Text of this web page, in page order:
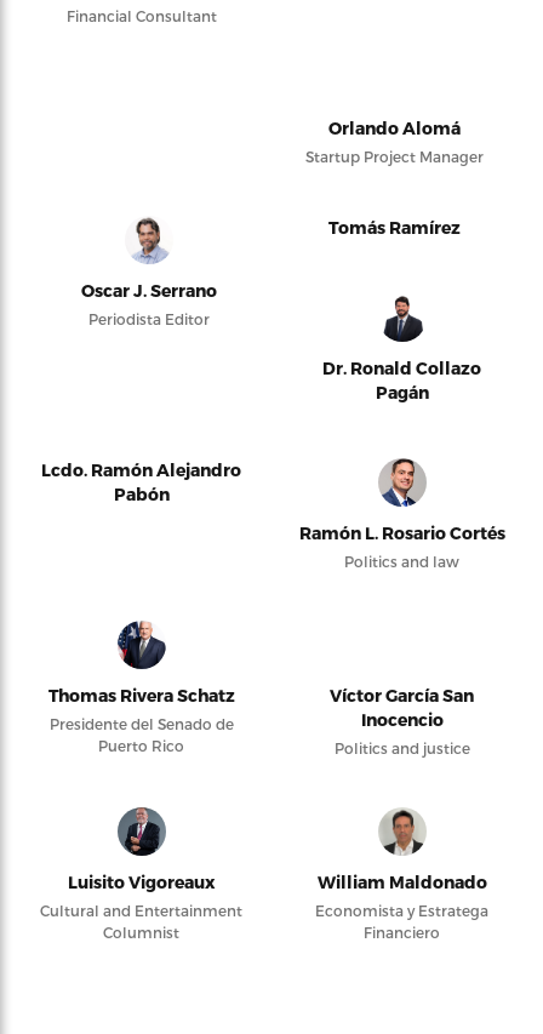
Financial Consultant
Orlando Alomá
Startup Project Manager
Oscar J. Serrano
Periodista Editor
Tomás Ramírez
Dr. Ronald Collazo
Pagán
Lcdo. Ramón Alejandro
Pabón
Ramón L. Rosario Cortés
Politics and law
Thomas Rivera Schatz
Presidente del Senado de
Puerto Rico
Víctor García San
Inocencio
Politics and justice
Luisito Vigoreaux
Cultural and Entertainment
Columnist
William Maldonado
Economista y Estratega
Financiero